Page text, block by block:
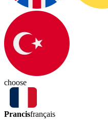
choose
Prancisfrançais